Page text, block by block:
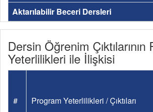
Aktarılabilir Beceri Dersleri
Dersin Öğrenim
Yeterlilikleri ile İlişkisi
# Program Yeterlilikleri / Çıktıları